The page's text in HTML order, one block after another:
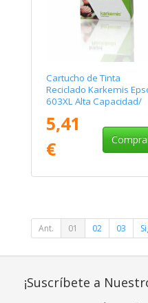
Cartucho de Tinta
Reciclado Karkemis
603XL Alta Capacidad/
5,41
€
Ant. 01 02 03
¡Suscríbete a